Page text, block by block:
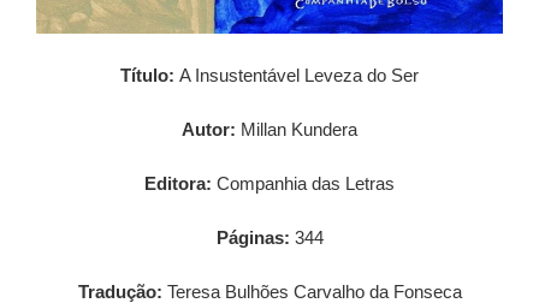
Título: A Insustentável Leveza do Ser
Autor: Millan Kundera
Editora: Companhia das Letras
Páginas: 344
Tradução: Teresa Bulhões Carvalho da Fonseca